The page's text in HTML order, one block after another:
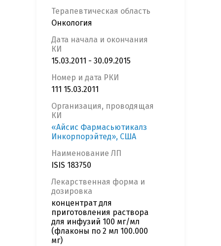
Терапевтическая область
Онкология
Дата начала и окончания
КИ
15.03.2011 - 30.09.2015
Номер и дата РКИ
111 15.03.2011
Организация, проводящая
КИ
«Айсис Фармасьютикалз
Инкорпорэйтед», США
Наименование ЛП
ISIS 183750
Лекарственная форма и
дозировка
концентрат для
приготовления раствора
для инфузий 100 мг/мл
(флаконы по 2 мл 100.000
мг)